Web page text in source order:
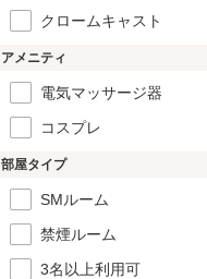
クロームキャスト
アメニティ
電気マッサージ器
コスプレ
部屋タイプ
SMルーム
禁煙ルーム
3名以上利用可